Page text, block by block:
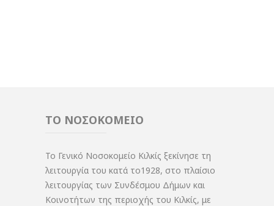
ΤΟ ΝΟΣΟΚΟΜΕΙΟ
Το Γενικό Νοσοκομείο Κιλκίς ξεκίνησε τη
λειτουργία του κατά το1928, στο πλαίσιο
λειτουργίας των Συνδέσμου Δήμων και
Κοινοτήτων της περιοχής του Κιλκίς, με